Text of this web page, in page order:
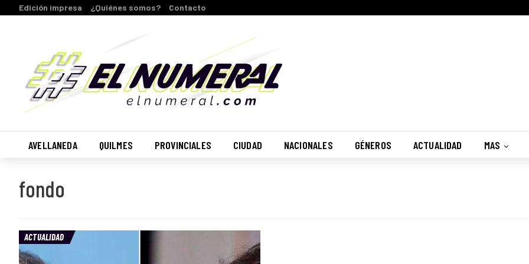
Edición impresa ¿Quiénes somos? Contacto
AVELLANEDA QUILMES PROVINCIALES CIUDAD NACIONALES GÉNEROS ACTUALIDAD MAS
fondo
ACTUALIDAD